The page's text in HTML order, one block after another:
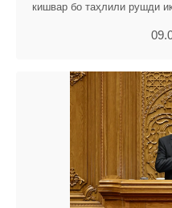
кишвар бо таҳлили рушди